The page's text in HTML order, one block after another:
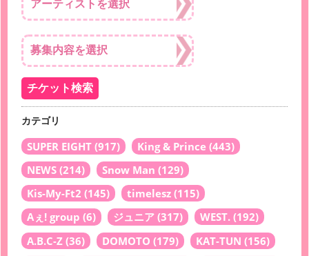
カテゴリ
SUPER EIGHT (917) King & Prince (443)
NEWS (214) Snow Man (129)
Kis-My-Ft2 (145) timelesz (115)
Aぇ! group (6) ジュニア (317) WEST. (192)
A.B.C-Z (36) DOMOTO (179) KAT-TUN (156)